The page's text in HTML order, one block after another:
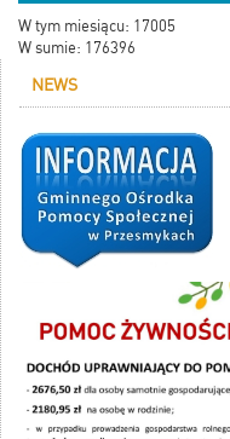
W tym miesiącu: 17005
W sumie: 176396
NEWS